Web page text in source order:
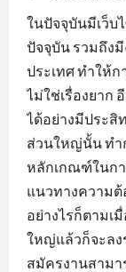
ในปัจจุบันมีเว็บ
ปัจจุบัน รวมถึง
ประเทศ ทำให้
ไม่ใช่เรื่องยาก
ได้อย่างมีประ
ส่วนใหญ่นั้น ทำ
หลักเกณฑ์ในก
แนวทางความ
อย่างไรก็ตามเ
ใหญ่แล้วก็จะลง
สมัครงานสามา